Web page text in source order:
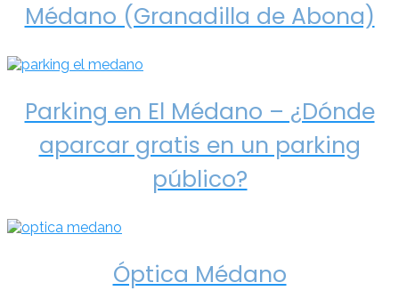
Médano (Granadilla de Abona)
Parking en El Médano – ¿Dónde
aparcar gratis en un parking
público?
Óptica Médano